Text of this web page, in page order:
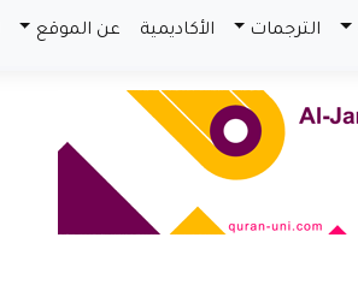
الترجمات الأكاديمية عن الموقع